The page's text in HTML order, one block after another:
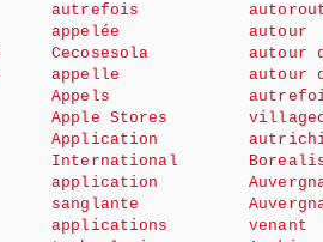
autrefois
appelée
Cecosesola
appelle
Appels
Apple Stores
Application
International
application
sanglante
applications
autour
autour
autour
venant